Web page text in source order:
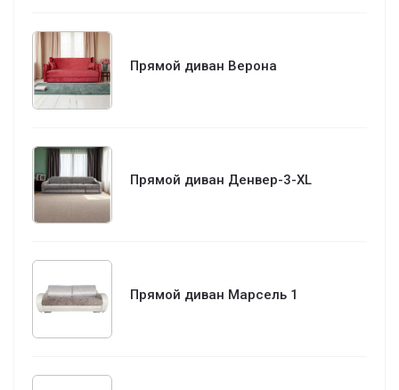
Прямой диван Верона
Прямой диван Денвер-3-XL
Прямой диван Марсель 1